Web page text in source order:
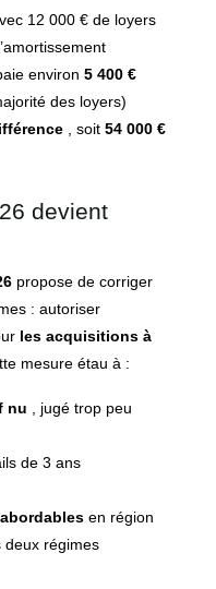
12 000 € de loyers
environ 5 400 €
des loyers)
, soit 54 000 €
devient
propose de corriger
: autoriser
les acquisitions à
mesure étau à :
nu , jugé trop peu
de 3 ans
en région
deux régimes